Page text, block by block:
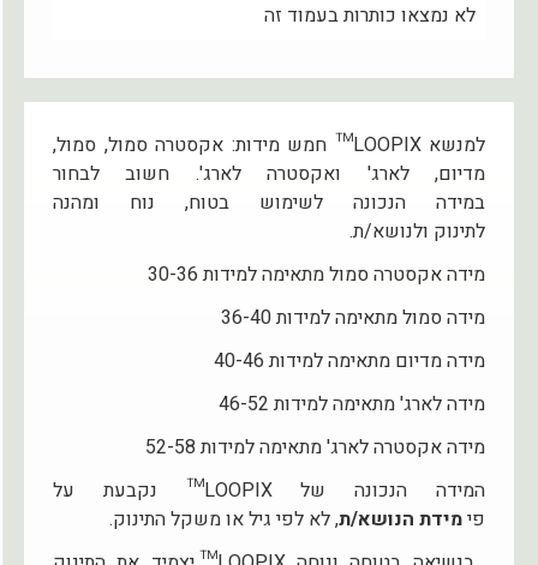
למנשא LOOPIX™ חמש מידות: אקסטרה סמול, סמול,
מדיום, לארג' ואקסטרה לארג'. חשוב לבחור
במידה הנכונה לשימוש בטוח, נוח ומהנה
לתינוק ולנושא/ת.
​מידה אקסטרה סמול מתאימה למידות 30-36
מידה סמול מתאימה למידות 36-40
מידה מדיום מתאימה למידות 40-46
מידה לארג' מתאימה למידות 46-52
מידה אקסטרה לארג' מתאימה למידות 52-58
המידה הנכונה של LOOPIX™ נקבעת על
פימידת הנושא/ת, לא לפי גיל או משקל התינוק.
לא נמצאו כותרות בעמוד זה